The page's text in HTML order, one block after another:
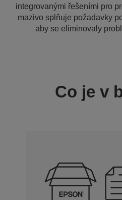
integrovanými řešeními pro
mazivo splňuje požadavky
aby se eliminovaly
Co je v